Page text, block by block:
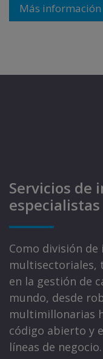
Más información
Servicios de
especialistas
Como división
multisectoriales,
en la gestión de
mundo, desde
multimillonarias
código abierto y
líneas de negocio.